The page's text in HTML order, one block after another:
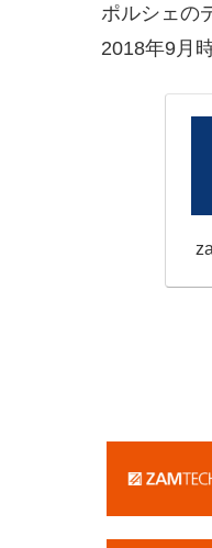
ポルシェの
2018年9月